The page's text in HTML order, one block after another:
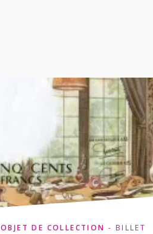
OBJET DE COLLECTION - BILLET